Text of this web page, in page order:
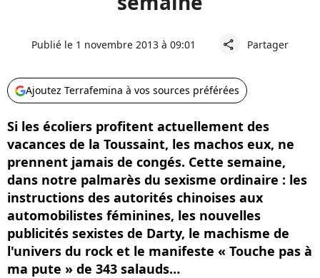
Publié le 1 novembre 2013 à 09:01 share Partager
Ajoutez Terrafemina à vos sources préférées
Si les écoliers profitent actuellement des
vacances de la Toussaint, les machos eux, ne
prennent jamais de congés. Cette semaine,
dans notre palmarès du sexisme ordinaire : les
instructions des autorités chinoises aux
automobilistes féminines, les nouvelles
publicités sexistes de Darty, le machisme de
l'univers du rock et le manifeste « Touche pas à
ma pute » de 343 salauds…